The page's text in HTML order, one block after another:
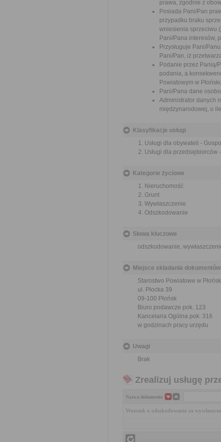
prawa, zgodnie z
Posiada Pani/Pan
przypadku braku
wniesienia sprzeciwu
Pani/Pana interesów,
Przysługuje Pani/
Pani/Pan, iż
Podanie przez Panią/
podania, a
Powiatowym w
Pani/Pana dane
Administrator danych
międzynarodowej, o
Klasyfikacje usługi
Usługi dla obywateli -
Usługi dla
Kategorie życiowe
Nieruchomość
Grunt
Wywłaszczenie
Odszkodowanie
Słowa kluczowe
odszkodowanie,
Miejsce składania dokumentów
Starostwo Powiatowe w
ul. Płocka 39
09-100 Płońsk
Biuro podawcze pok. 123
Kancelaria Ogólna pok. 316
w godzinach pracy urzędu
Uwagi
Brak
Zrealizuj usługę
Nazwa dokumentu
Wniosek o odszkodowanie za